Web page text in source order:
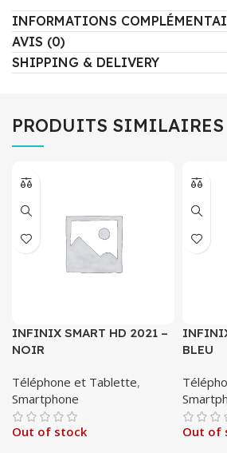
INFORMATIONS
AVIS (0)
SHIPPING & DELIVERY
PRODUITS SIMILAIRES
INFINIX SMART HD 2021 –
NOIR
Téléphone et Tablette,
Smartphone
Out of stock
BLEU
Out of